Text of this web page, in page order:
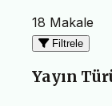
18 Makale
Filtrele
Yayın